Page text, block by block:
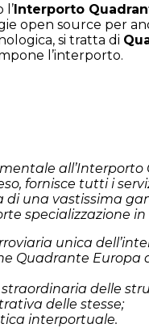
l’Interporto
open source per
si tratta di
l’interporto.
fornisce tutti i
una vastissima
specializzazione
unica
Quadrante Europa
delle
delle stesse;
interportuale.